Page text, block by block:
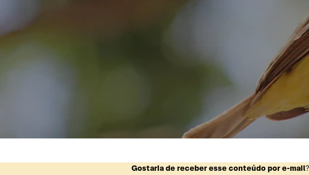
Gostaria de receber esse conteúdo por e-mail?